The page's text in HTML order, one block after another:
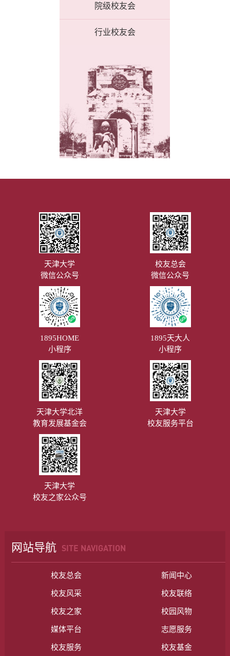
院级校友会
行业校友会
天津大学
微信公众号
校友总会
微信公众号
1895HOME
小程序
1895天大人
小程序
天津大学北洋
教育发展基金会
天津大学
校友服务平台
天津大学
校友之家公众号
网站导航 SITE NAVIGATION
校友总会 新闻中心
校友风采 校友联络
校友之家 校园风物
媒体平台 志愿服务
校友服务 校友基金